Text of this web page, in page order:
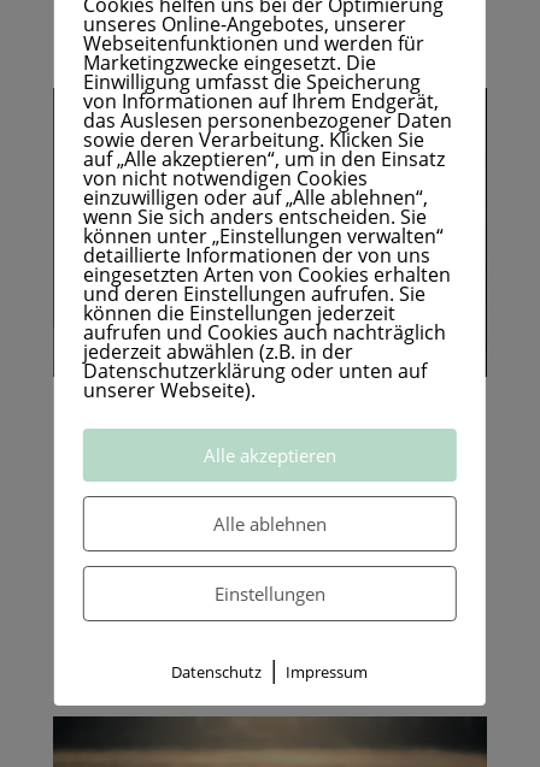
plötzlich so anders fühlst
mehr lesen
Wie kommst du mit deinem
Tier sicher durch die
Hitzewelle? 🥵😅
Wie schützt du Hunde, Katzen und andere
erkennst und deine Tiere sicher durch heiße
mehr lesen
unseres Online-Angebotes, unserer
Webseitenfunktionen und werden für
Marketingzwecke eingesetzt. Die
Einwilligung umfasst die Speicherung
von Informationen auf Ihrem Endgerät,
das Auslesen personenbezogener Daten
sowie deren Verarbeitung. Klicken Sie
auf „Alle akzeptieren“, um in den Einsatz
von nicht notwendigen Cookies
einzuwilligen oder auf „Alle ablehnen“,
wenn Sie sich anders entscheiden. Sie
können unter „Einstellungen verwalten“
detaillierte Informationen der von uns
eingesetzten Arten von Cookies erhalten
und deren Einstellungen aufrufen. Sie
können die Einstellungen jederzeit
aufrufen und Cookies auch nachträglich
jederzeit abwählen (z.B. in der
Datenschutzerklärung oder unten auf
unserer Webseite).
Alle akzeptieren
Alle ablehnen
Einstellungen
Datenschutz | Impressum